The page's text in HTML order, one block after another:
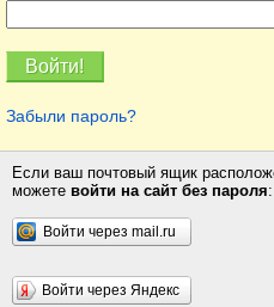
Забыли пароль?
Если ваш почтовый ящик
можете войти на сайт без пароля:
Войти через mail.ru
Войти через Яндекс